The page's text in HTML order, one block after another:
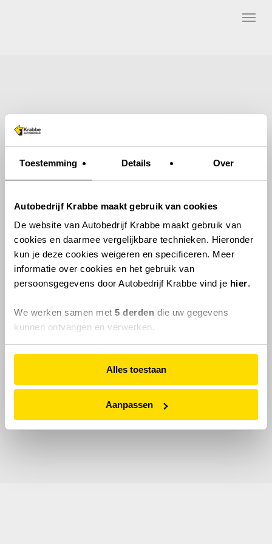
Toestemming Details Over
Autobedrijf Krabbe maakt gebruik van cookies
De website van Autobedrijf Krabbe maakt gebruik van
cookies en daarmee vergelijkbare technieken. Hieronder
kun je deze cookies weigeren en specificeren. Meer
informatie over cookies en het gebruik van
persoonsgegevens door Autobedrijf Krabbe vind je hier.
We werken samen met 5 derden die uw gegevens
kunnen ontvangen en verwerken.
Alles toestaan
Aanpassen
Menu